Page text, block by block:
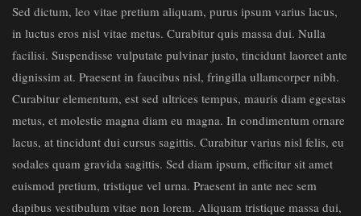
Sed dictum, leo vitae pretium aliquam, purus ipsum varius lacus,
in luctus eros nisl vitae metus. Curabitur quis massa dui. Nulla
facilisi. Suspendisse vulputate pulvinar justo, tincidunt laoreet ante
dignissim at. Praesent in faucibus nisl, fringilla ullamcorper nibh.
Curabitur elementum, est sed ultrices tempus, mauris diam egestas
metus, et molestie magna diam eu magna. In condimentum ornare
lacus, at tincidunt dui cursus sagittis. Curabitur varius nisl felis, eu
sodales quam gravida sagittis. Sed diam ipsum, efficitur sit amet
euismod pretium, tristique vel urna. Praesent in ante nec sem
dapibus vestibulum vitae non lorem. Aliquam tristique massa dui,